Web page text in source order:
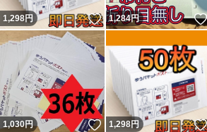
1,298円 いいね！
1,284円
1,030円 いいね！
1,298円